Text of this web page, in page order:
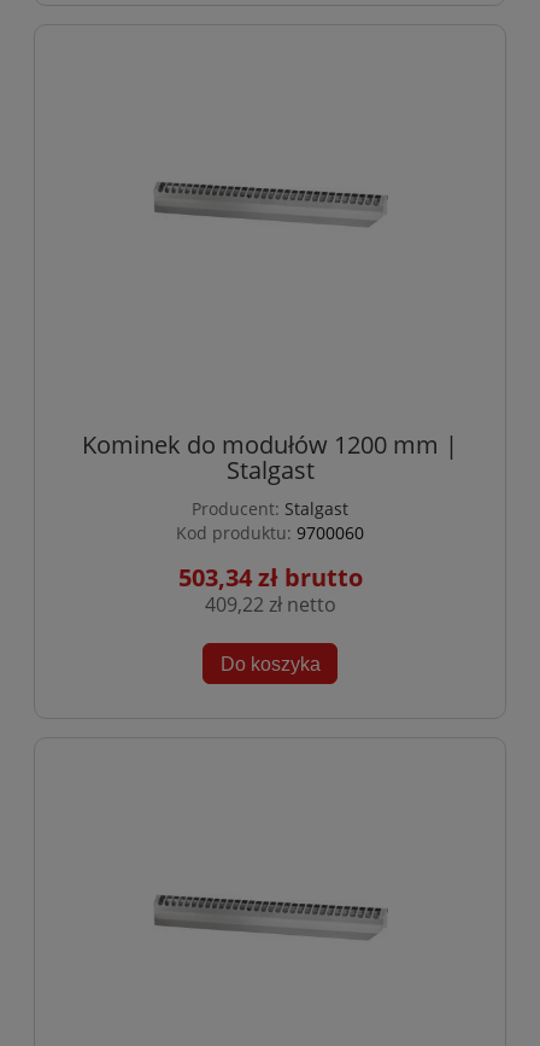
Kominek do modułów 1200 mm |
Stalgast
Producent: Stalgast
Kod produktu: 9700060
503,34 zł
409,22 zł
Do koszyka